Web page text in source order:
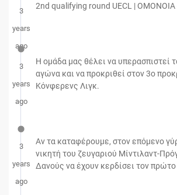
3
years
ago
2nd qualifying round UECL |
3
years
ago
Η ομάδα μας θέλει να υπερασπιστεί
αγώνα και να προκριθεί στον 3ο
Κόνφερενς Λιγκ.
3
years
ago
Αν τα καταφέρουμε, στον επόμενο
νικητή του ζευγαριού Μίντιλαντ-
Δανούς να έχουν κερδίσει τον